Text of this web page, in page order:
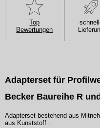
Top
Bewertungen
Adapterset für
Becker Baureihe R
Adapterset bestehend aus
aus Kunststoff .